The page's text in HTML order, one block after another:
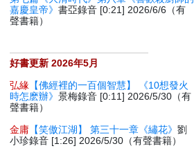
嘉慶皇帝》書亞錄音 [0:21] 2026/6/6（有
聲書籍）
好書更新 2026年5月
弘緣 【佛經裡的一百個智慧】 《10想發火
時怎麽辦》景梅錄音 [0:11] 2026/5/30（有
聲書籍）
金庸 【笑傲江湖】 第三十一章《繡花》劉
小珍錄音 [1:26] 2026/5/30（有聲書籍）